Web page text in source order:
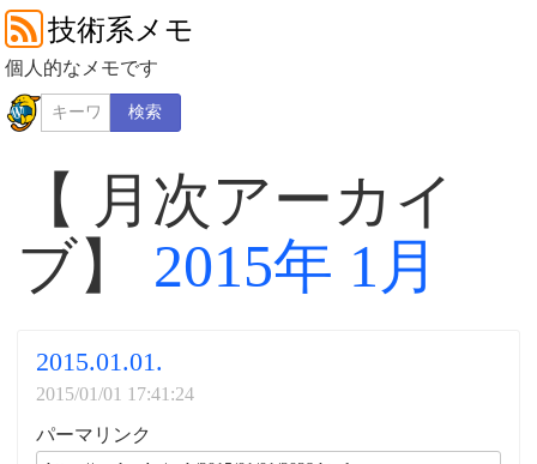
技術系メモ
個人的なメモです
検索
【 月次アーカイ
ブ】 2015年 1月
2015.01.01.
2015/01/01 17:41:24
パーマリンク